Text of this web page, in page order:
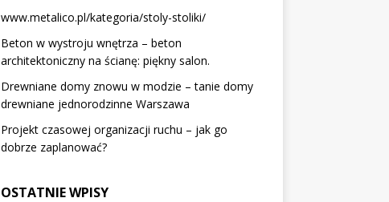
www.metalico.pl/kategoria/stoly-stoliki/
Beton w wystroju wnętrza – beton
architektoniczny na ścianę: piękny salon.
Drewniane domy znowu w modzie – tanie domy
drewniane jednorodzinne Warszawa
Projekt czasowej organizacji ruchu – jak go
dobrze zaplanować?
OSTATNIE WPISY